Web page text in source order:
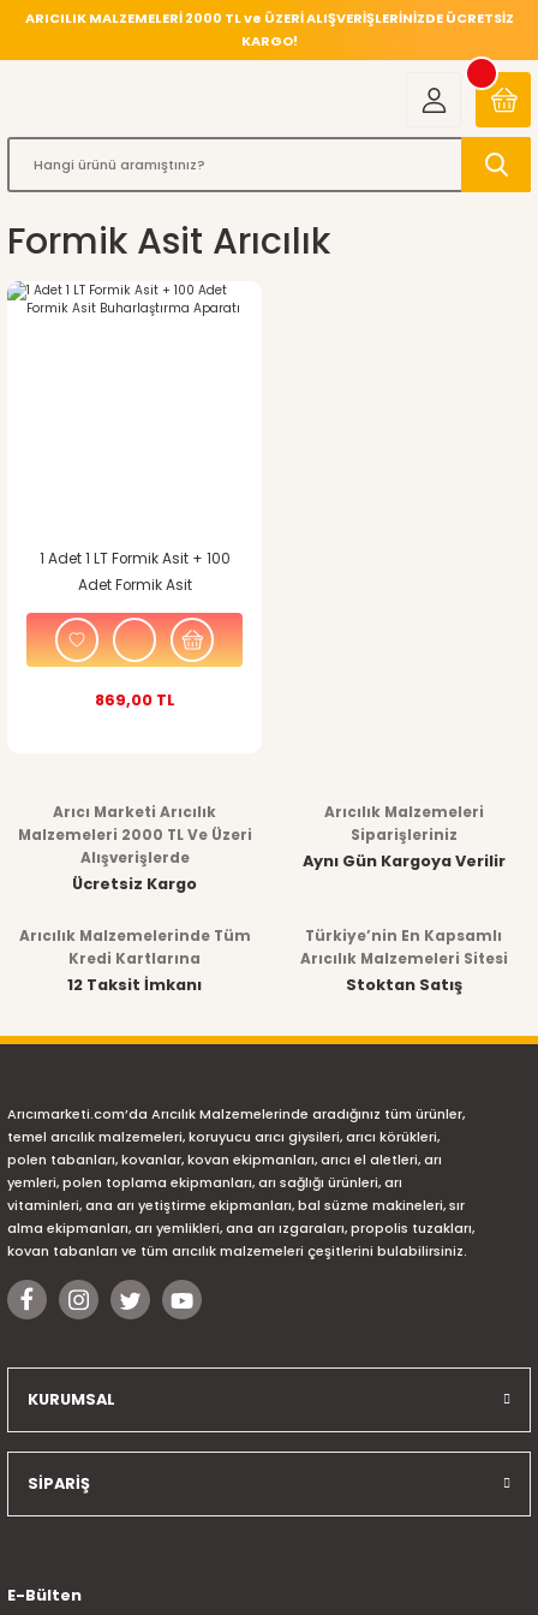
ARICILIK MALZEMELERİ 2000 TL ve ÜZERİ ALIŞVERİŞLERİNİZDE ÜCRETSİZ
KARGO!
Formik Asit Arıcılık
1 Adet 1 LT Formik Asit + 100
Adet Formik Asit
Buharlaştırma Aparatı
869,00 TL
Arıcı Marketi Arıcılık
Malzemeleri 2000 TL Ve Üzeri
Alışverişlerde
Ücretsiz Kargo
Arıcılık Malzemeleri
Siparişleriniz
Aynı Gün Kargoya Verilir
Arıcılık Malzemelerinde Tüm
Kredi Kartlarına
12 Taksit İmkanı
Türkiye’nin En Kapsamlı
Arıcılık Malzemeleri Sitesi
Stoktan Satış
Arıcımarketi.com’da Arıcılık Malzemelerinde aradığınız tüm ürünler,
temel arıcılık malzemeleri, koruyucu arıcı giysileri, arıcı körükleri,
polen tabanları, kovanlar, kovan ekipmanları, arıcı el aletleri, arı
yemleri, polen toplama ekipmanları, arı sağlığı ürünleri, arı
vitaminleri, ana arı yetiştirme ekipmanları, bal süzme makineleri, sır
alma ekipmanları, arı yemlikleri, ana arı ızgaraları, propolis tuzakları,
kovan tabanları ve tüm arıcılık malzemeleri çeşitlerini bulabilirsiniz.
KURUMSAL
SİPARİŞ
E-Bülten